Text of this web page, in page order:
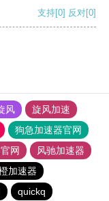
支持[0] 反对[0]
风
旋风加速
狗急加速器官网
网
风驰加速器
加速器
quickq